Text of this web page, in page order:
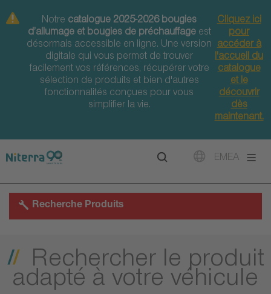
Notre catalogue 2025-2026 bougies
d’allumage et bougies de préchauffageest
désormais accessible en ligne. Une version
digitale qui vous permet de trouver
facilement vos références, récupérer votre
sélection de produits et bien d'autres
fonctionnalités conçues pour vous
simplifier la vie.
Cliquez ici
pour
accéder à
l'accueil du
catalogue
et le
découvrir
dès
maintenant.
to
to
to
EMEA
Recherche Produits
Rechercher le produit
adapté à votre véhicule